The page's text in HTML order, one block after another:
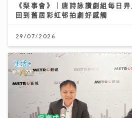
《梨事會》｜唐詩詠讚劇組每日
回到舊居彩虹邨拍劇好感觸
29/07/2026